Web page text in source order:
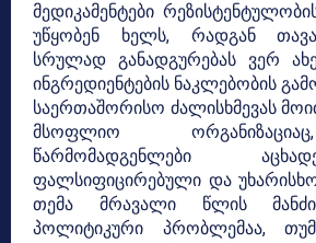
მედიკამენტები
უწყობენ ხელს, რადგან
სრულად განადგურებას ვერ
ინგრედიენტების ნაკლებობის
საერთაშორისო ძალისხმევას
მსოფლიო
წარმომადგენლები
ფალსიფიცირებული და უხარისხო
თემა მრავალი წლის
პოლიტიკური პრობლემაა,